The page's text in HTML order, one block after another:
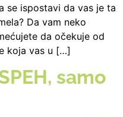
se ispostavi da vas je ta
Da vam neko
da očekuje od
koja vas u […]
samo